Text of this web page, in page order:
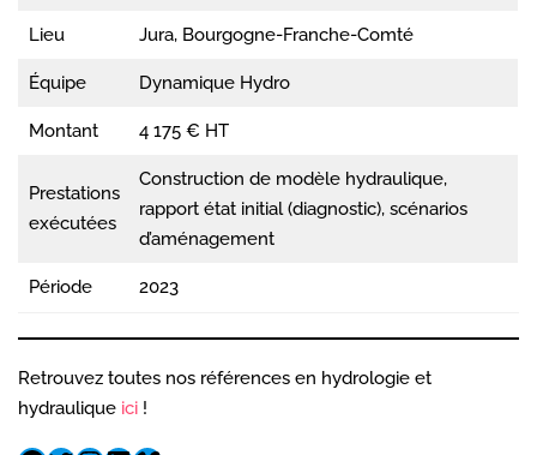
Lieu Jura, Bourgogne-Franche-Comté
Équipe Dynamique Hydro
Montant 4 175 € HT
Prestations
exécutées
Construction de modèle hydraulique,
rapport état initial (diagnostic), scénarios
d’aménagement
Période 2023
Retrouvez toutes nos références en hydrologie et
hydraulique ici !